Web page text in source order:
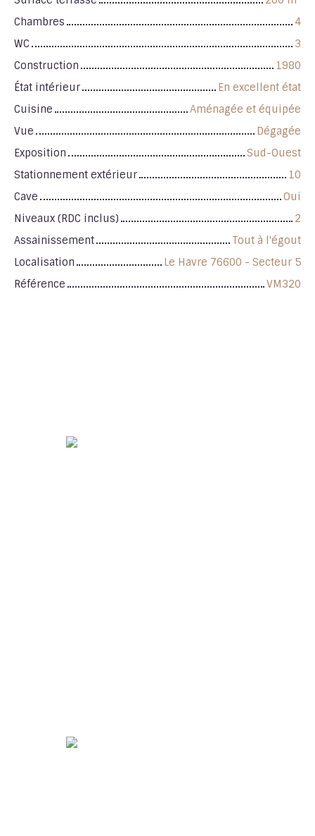
Chambres
4
WC
3
Construction
1980
État intérieur
En excellent état
Cuisine
Aménagée et équipée
Vue
Dégagée
Exposition
Sud-Ouest
Stationnement extérieur
10
Cave
Oui
Niveaux (RDC inclus)
2
Assainissement
Tout à l'égout
Localisation
Le Havre 76600 - Secteur 5
Référence
VM320